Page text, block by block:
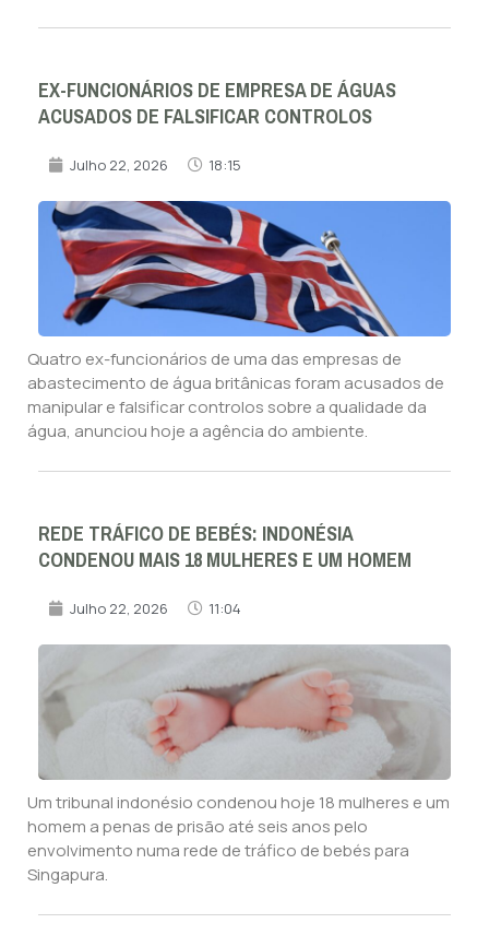
EX-FUNCIONÁRIOS DE EMPRESA DE ÁGUAS
ACUSADOS DE FALSIFICAR CONTROLOS
Julho 22, 2026 18:15
Quatro ex-funcionários de uma das empresas de
abastecimento de água britânicas foram acusados de
manipular e falsificar controlos sobre a qualidade da
água, anunciou hoje a agência do ambiente.
REDE TRÁFICO DE BEBÉS: INDONÉSIA
CONDENOU MAIS 18 MULHERES E UM HOMEM
Julho 22, 2026 11:04
Um tribunal indonésio condenou hoje 18 mulheres e um
homem a penas de prisão até seis anos pelo
envolvimento numa rede de tráfico de bebés para
Singapura.